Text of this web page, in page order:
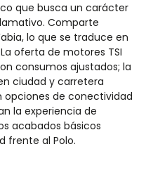
que busca un carácter
Comparte
lo que se traduce en
oferta de motores TSI
consumos ajustados; la
ciudad y carretera
opciones de conectividad
la experiencia de
acabados básicos
frente al Polo.